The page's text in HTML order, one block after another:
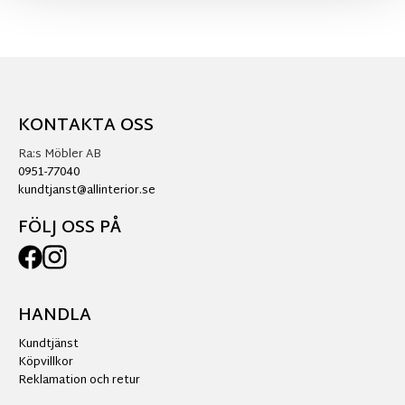
KONTAKTA OSS
Ra:s Möbler AB
0951-77040
kundtjanst@allinterior.se
FÖLJ OSS PÅ
HANDLA
Kundtjänst
Köpvillkor
Reklamation och retur